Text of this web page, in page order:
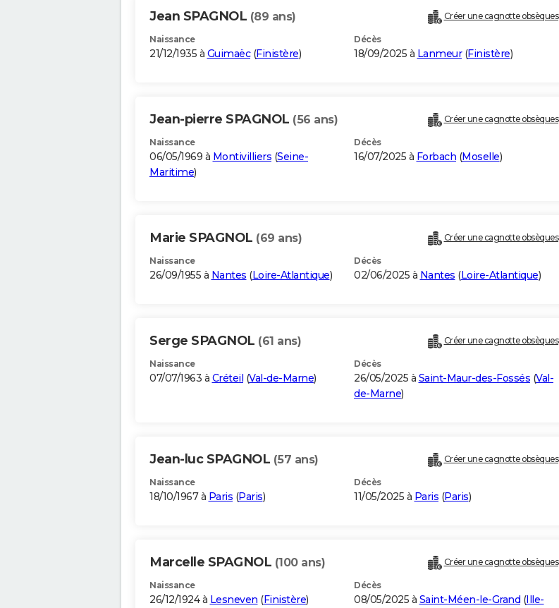
Jean SPAGNOL (89 ans) Créer une cagnotte obsèques
Naissance
21/12/1935 à Guimaëc(Finistère)
Décès
18/09/2025 à Lanmeur(Finistère)
Jean-pierre SPAGNOL (56 ans) Créer une cagnotte obsèques
Naissance
06/05/1969 à Montivilliers (Seine-
Maritime)
Décès
16/07/2025 à Forbach (Moselle)
Marie SPAGNOL (69 ans) Créer une cagnotte obsèques
Naissance
26/09/1955 à Nantes (Loire-Atlantique)
Décès
02/06/2025 à Nantes (Loire-Atlantique)
Serge SPAGNOL (61 ans) Créer une cagnotte obsèques
Naissance
07/07/1963 à Créteil (Val-de-Marne)
Décès
26/05/2025 à Saint-Maur-des-Fossés (Val-
de-Marne)
Jean-luc SPAGNOL (57 ans) Créer une cagnotte obsèques
Naissance
18/10/1967 à Paris (Paris)
Décès
11/05/2025 à Paris (Paris)
Marcelle SPAGNOL (100 ans) Créer une cagnotte obsèques
Naissance
26/12/1924 à Lesneven (Finistère)
Décès
08/05/2025 à Saint-Méen-le-Grand (Ille-